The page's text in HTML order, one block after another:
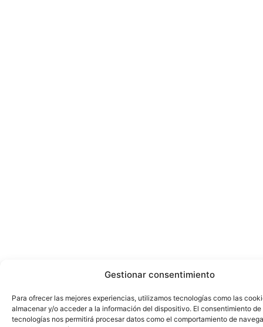
Gestionar consentimiento
Para ofrecer las mejores experiencias, utilizamos tecnologías como las
almacenar y/o acceder a la información del dispositivo. El consentimiento de
tecnologías nos permitirá procesar datos como el comportamiento de